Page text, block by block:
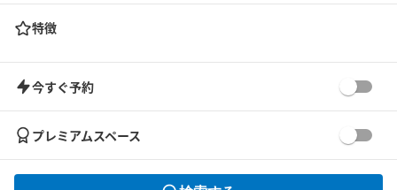
特徴
今すぐ予約
プレミアムスペース